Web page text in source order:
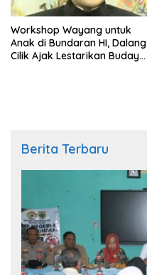
Workshop Wayang untuk
Anak di Bundaran HI, Dalang
Cilik Ajak Lestarikan Budaya
Berita Terbaru